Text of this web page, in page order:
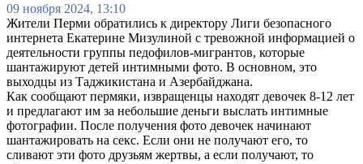
09 ноября 2024, 13:10
Жители Перми обратились к директору Лиги безопасного
интернета Екатерине Мизулиной с тревожной информацией о
деятельности группы педофилов-мигрантов, которые
шантажируют детей интимными фото. В основном, это
выходцы из Таджикистана и Азербайджана.
Как сообщают пермяки, извращенцы находят девочек 8-12 лет
и предлагают им за небольшие деньги выслать интимные
фотографии. После получения фото девочек начинают
шантажировать на секс. Если они не получают его, то
сливают эти фото друзьям жертвы, а если получают, то